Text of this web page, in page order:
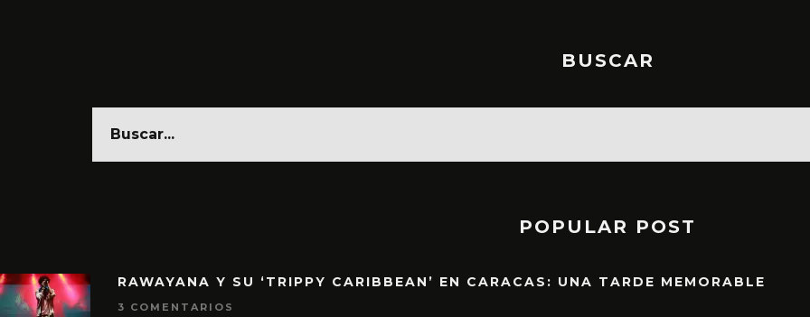
BUSCAR
POPULAR POST
RAWAYANA Y SU ‘TRIPPY CARIBBEAN’ EN CARACAS: UNA TARDE MEMORABLE
3 COMENTARIOS